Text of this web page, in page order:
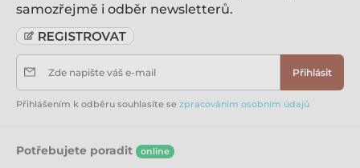
samozřejmě i odběr newsletterů.
Zde napište váš e-mail Přihlásit
Přihlášením k odběru souhlasíte se zpracováním osobním údajů
Potřebujete poradit online